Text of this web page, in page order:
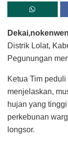
Distrik Lolat,
Pegunungan
Ketua Tim
menjelaskan,
hujan yang
perkebunan
longsor.